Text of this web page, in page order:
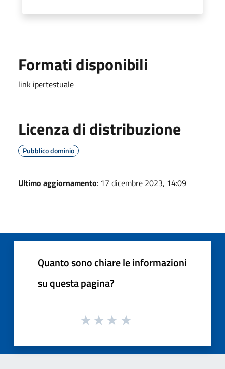
Formati disponibili
link ipertestuale
Licenza di distribuzione
Pubblico dominio
Ultimo aggiornamento: 17 dicembre 2023, 14:09
Quanto sono chiare le informazioni
su questa pagina?